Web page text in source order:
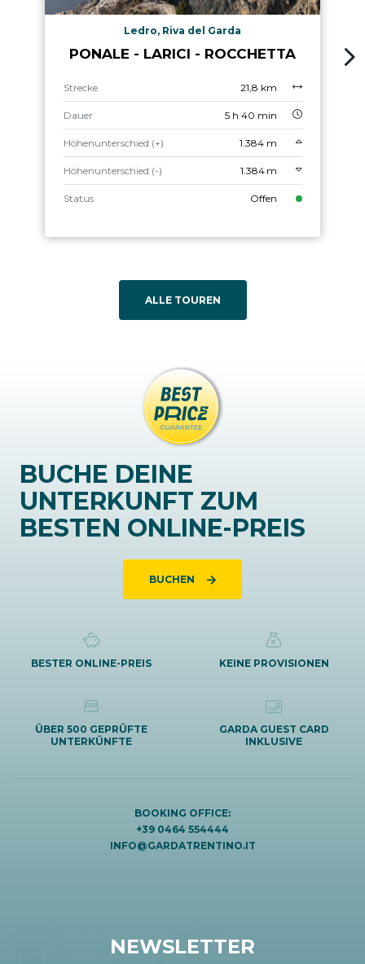
Ledro, Riva del Garda
PONALE - LARICI - ROCCHETTA
Strecke 21,8 km
Dauer 5 h 40 min
Höhenunterschied (+) 1.384 m
Höhenunterschied (-) 1.384 m
Status Offen
ALLE TOUREN
BUCHE DEINE
UNTERKUNFT ZUM
BESTEN ONLINE-PREIS
BUCHEN
BESTER ONLINE-PREIS KEINE PROVISIONEN
ÜBER 500 GEPRÜFTE
UNTERKÜNFTE
GARDA GUEST CARD
INKLUSIVE
BOOKING OFFICE:
+39 0464 554444
INFO@GARDATRENTINO.IT
NEWSLETTER